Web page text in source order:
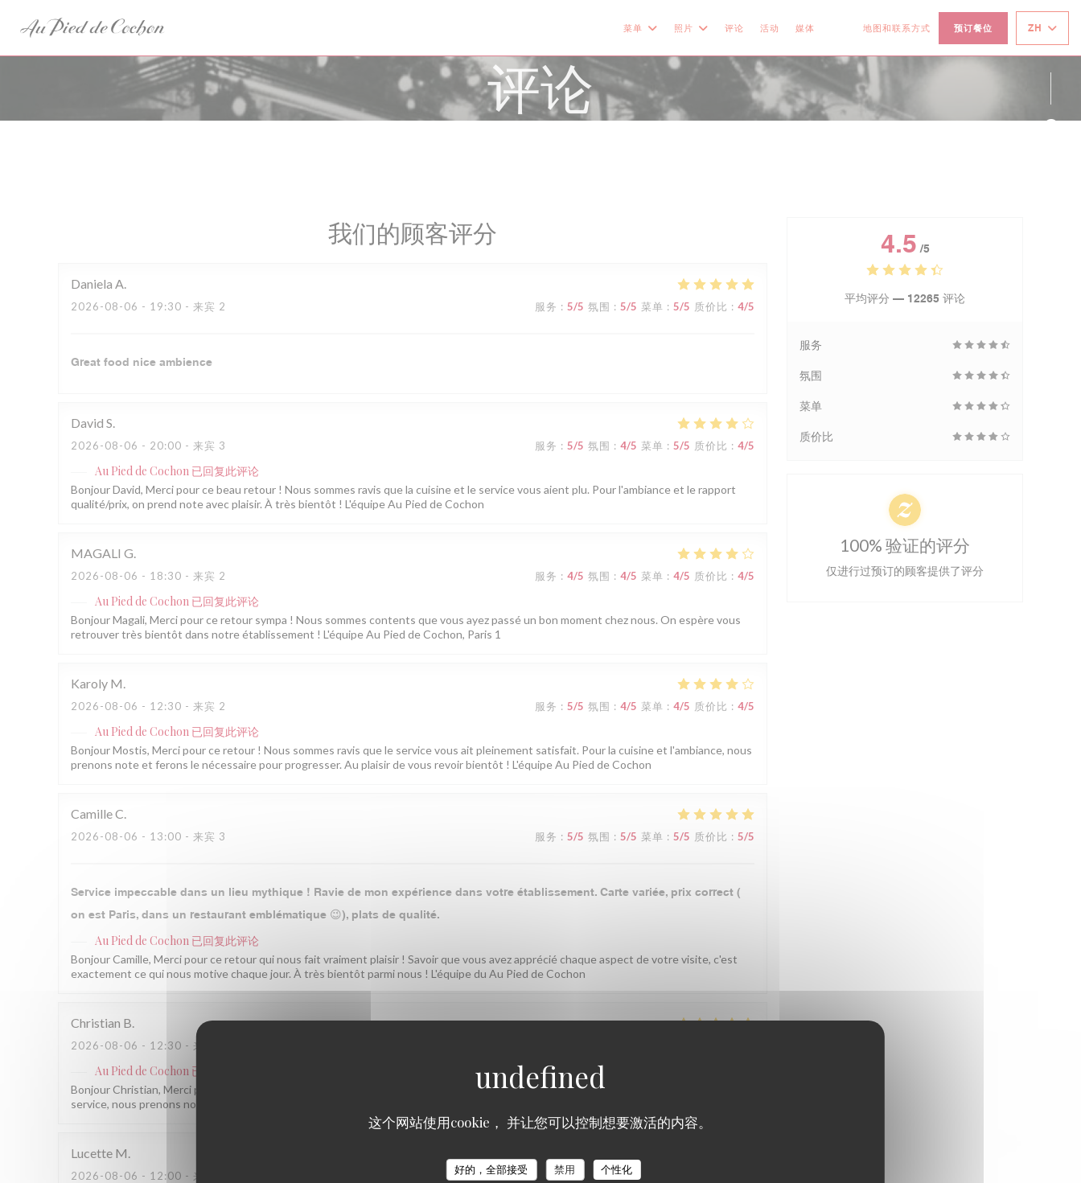
这个网站使用cookie， 并让您可以控制想要激活的内容。
好的，全部接受 禁用 个性化
菜单 照片 评论 活动 媒体
((在新窗口中打开))
((在新窗口中打开))
地图和联系方式 预订餐位 ZH
评论
我们的顾客评分
Daniela A
2026-08-06 - 19:30 - 来宾 2 服务 : 5/5 氛围 : 5/5 菜单 : 5/5 质价比 : 4/5
Great food nice ambience
David S
2026-08-06 - 20:00 - 来宾 3 服务 : 5/5 氛围 : 4/5 菜单 : 5/5 质价比 : 4/5
Au Pied de Cochon 已回复此评论
Bonjour David, Merci pour ce beau retour ! Nous sommes ravis que la cuisine et le service vous aient plu. Pour l'ambiance et le rapport
qualité/prix, on prend note avec plaisir. À très bientôt ! L'équipe Au Pied de Cochon
MAGALI G
2026-08-06 - 18:30 - 来宾 2 服务 : 4/5 氛围 : 4/5 菜单 : 4/5 质价比 : 4/5
Au Pied de Cochon 已回复此评论
Bonjour Magali, Merci pour ce retour sympa ! Nous sommes contents que vous ayez passé un bon moment chez nous. On espère vous
retrouver très bientôt dans notre établissement ! L'équipe Au Pied de Cochon, Paris 1
Karoly M
2026-08-06 - 12:30 - 来宾 2 服务 : 5/5 氛围 : 4/5 菜单 : 4/5 质价比 : 4/5
Au Pied de Cochon 已回复此评论
Bonjour Mostis, Merci pour ce retour ! Nous sommes ravis que le service vous ait pleinement satisfait. Pour la cuisine et l'ambiance, nous
prenons note et ferons le nécessaire pour progresser. Au plaisir de vous revoir bientôt ! L'équipe Au Pied de Cochon
CamilleC
2026-08-06 - 13:00 - 来宾 3 服务 : 5/5 氛围 : 5/5 菜单 : 5/5 质价比 : 5/5
Service impeccable dans un lieu mythique ! Ravie de mon expérience dans votre établissement. Carte variée, prix correct (
on est Paris, dans un restaurant emblématique 😉), plats de qualité.
Au Pied de Cochon 已回复此评论
Bonjour Camille, Merci pour ce retour qui nous fait vraiment plaisir ! Savoir que vous avez apprécié chaque aspect de votre visite, c'est
exactement ce qui nous motive chaque jour. À très bientôt parmi nous ! L'équipe du Au Pied de Cochon
Christian B
2026-08-06 - 12:30 - 来宾 2
Au Pied de Cochon 已回复此评论
Bonjour Christian, Merci pour ce beau retour ! Ravis que la cuisine, l'ambiance et le rapport qualité-prix vous aient conquis. Concernant le
service, nous prenons note et ferons encore mieux. À très bientôt parmi nous ! L'équipe du Au Pied de Cochon
Lucette M
2026-08-06 - 12:00 - 来宾 2 服务: 5/5 氛围 : 5/5
4.5 /5
平均评分 — 12265 评论
服务
氛围
菜单
质价比
100% 验证的评分
仅进行过预订的顾客提供了评分